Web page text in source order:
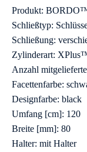
Produkt:
Schließtyp:
Schließung:
Zylinderart:
Anzahl
Facettenfarbe:
Designfarbe: black
Umfang [cm]: 120
Breite [mm]: 80
Halter: mit Halter